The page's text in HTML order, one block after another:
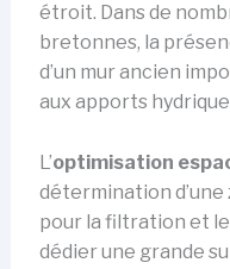
étroit. Dans de
bretonnes, la
d’un mur ancien
aux apports
L’optimisation
détermination
pour la filtration et
dédier une grande